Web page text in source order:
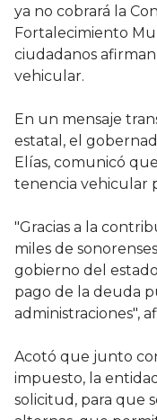
ya no cobrará la
Fortalecimiento
ciudadanos
vehicular.
En un mensaje
estatal, el
Elías, comunicó
tenencia vehicular
"Gracias a la
miles de
gobierno del
pago de la deuda
administraciones",
Acotó que junto
impuesto, la
solicitud, para que